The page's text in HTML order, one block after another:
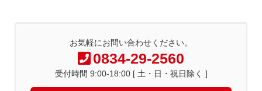
お気軽にお問い合わせください。
0834-29-2560
受付時間 9:00-18:00 [ 土・日・祝日除く ]